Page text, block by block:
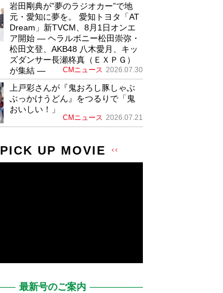
岩田剛典が”夢のラジオカー”で地
元・愛知に夢を。 愛知トヨタ「AT
Dream」新TVCM、8月1日オンエ
ア開始 ― ヘラルボニー松田崇弥・
松田文登、AKB48 八木愛月、キッ
ズダンサー長瀬柊真（ＥＸＰＧ）
が集結 ―
CMニュース 2026.07.30
上戸彩さんが『鬼おろし豚しゃぶ
ぶっかけうどん』をつるりで「鬼
おいしい！」
CMニュース 2026.07.21
PICK UP MOVIE
最新号のご案内